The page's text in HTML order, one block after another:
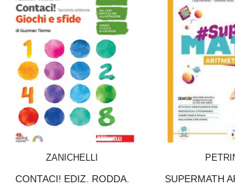
ZANICHELLI
CONTACI! EDIZ. RODDA.
SUPERMATH